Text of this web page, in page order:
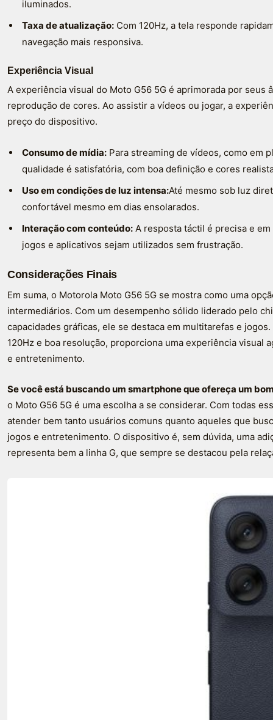
iluminados.
Taxa de atualização: Com 120Hz, a tela responde
navegação mais responsiva.
Experiência Visual
A experiência visual do Moto G56 5G é aprimorada por seus
reprodução de cores. Ao assistir a vídeos ou jogar, a
preço do dispositivo.
Consumo de mídia: Para streaming de vídeos, como em
qualidade é satisfatória, com boa definição e cores
Uso em condições de luz intensa:Até mesmo sob luz
confortável mesmo em dias ensolarados.
Interação com conteúdo: A resposta táctil é precisa e
jogos e aplicativos sejam utilizados sem frustração.
Considerações Finais
Em suma, o Motorola Moto G56 5G se mostra como uma
intermediários. Com um desempenho sólido liderado pelo
capacidades gráficas, ele se destaca em multitarefas e
120Hz e boa resolução, proporciona uma experiência visual
e entretenimento.
Se você está buscando um smartphone que ofereça um
o Moto G56 5G é uma escolha a se considerar. Com todas
atender bem tanto usuários comuns quanto aqueles que
jogos e entretenimento. O dispositivo é, sem dúvida, uma
representa bem a linha G, que sempre se destacou pela